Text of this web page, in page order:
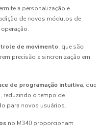
a personalização e
de novos módulos de
de movimento, que são
precisão e sincronização em
de programação intuitiva, que
reduzindo o tempo de
para novos usuários.
no M340 proporcionam